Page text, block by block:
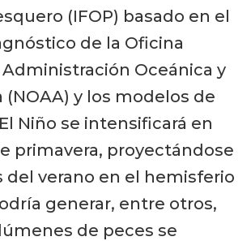
(IFOP) basado en el
de la Oficina
Oceánica y
y los modelos de
Niño se intensificará en
primavera, proyectándose
del verano en el hemisferio
generar, entre otros,
de peces se